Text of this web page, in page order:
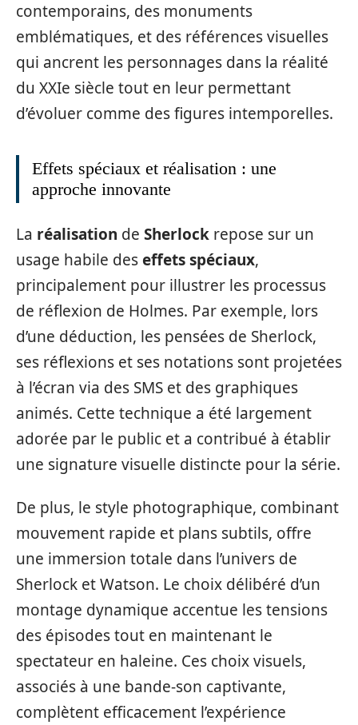
contemporains, des monuments
emblématiques, et des références visuelles
qui ancrent les personnages dans la réalité
du XXIe siècle tout en leur permettant
d’évoluer comme des figures intemporelles.
Effets spéciaux et réalisation : une
approche innovante
La réalisation de Sherlock repose sur un
usage habile deseffets spéciaux,
principalement pour illustrer les processus
de réflexion de Holmes. Par exemple, lors
d’une déduction, les pensées de Sherlock,
ses réflexions et ses notations sont projetées
à l’écran via des SMS et des graphiques
animés. Cette technique a été largement
adorée par le public et a contribué à établir
une signature visuelle distincte pour la série.
De plus, le style photographique, combinant
mouvement rapide et plans subtils, offre
une immersion totale dans l’univers de
Sherlock et Watson. Le choix délibéré d’un
montage dynamique accentue les tensions
des épisodes tout en maintenant le
spectateur en haleine. Ces choix visuels,
associés à une bande-son captivante,
complètent efficacement l’expérience